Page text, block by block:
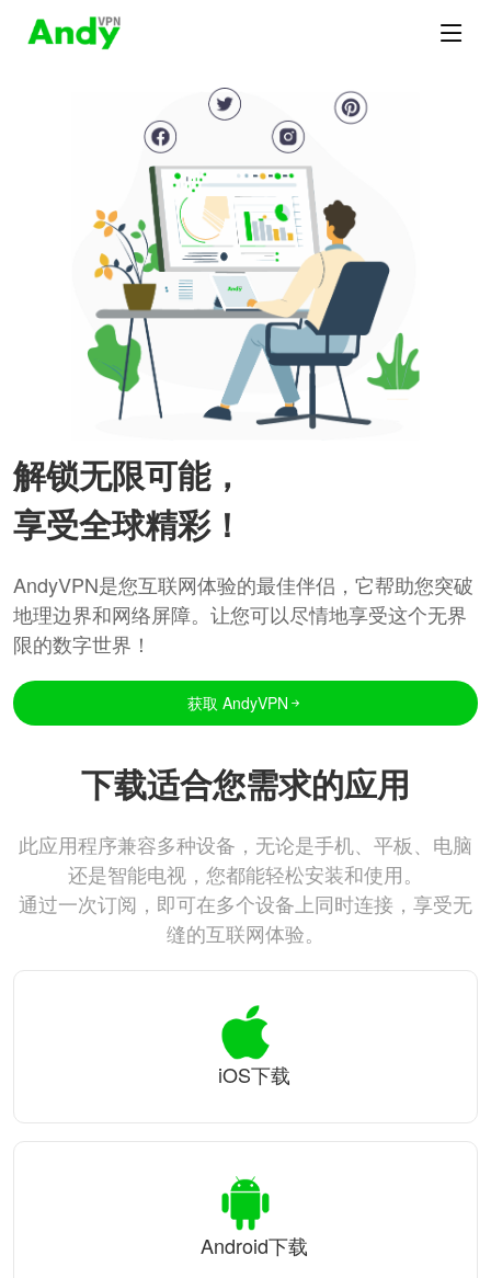
解锁无限可能，
享受全球精彩！
AndyVPN是您互联网体验的最佳伴侣，它帮助您突破
地理边界和网络屏障。让您可以尽情地享受这个无界
限的数字世界！
获取 AndyVPN
下载适合您需求的应用
此应用程序兼容多种设备，无论是手机、平板、电脑
还是智能电视，您都能轻松安装和使用。
通过一次订阅，即可在多个设备上同时连接，享受无
缝的互联网体验。
iOS下载
Android下载